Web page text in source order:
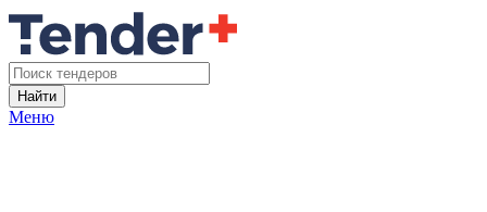
Найти
Меню